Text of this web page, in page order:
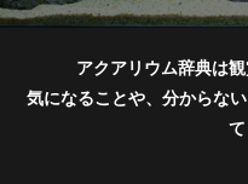
アクアリウム辞典は
気になることや、分からな